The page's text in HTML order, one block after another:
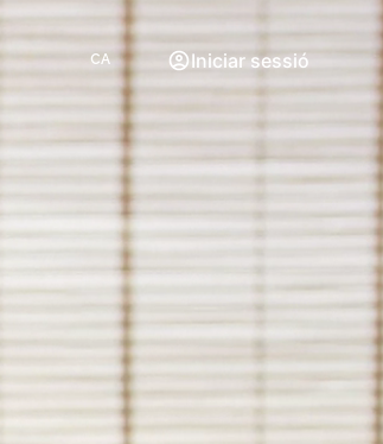
Iniciar sessió
CA